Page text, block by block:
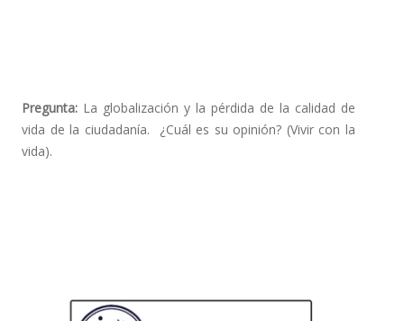
Pregunta: La globalización y la pérdida de la calidad de
vida de la ciudadanía. ¿Cuál es su opinión? (Vivir con la
vida).